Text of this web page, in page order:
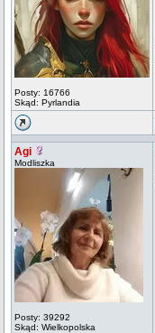
Posty: 16766
Skąd: Pyrlandia
Agi
Modliszka
Posty: 39292
Skąd: Wielkopolska